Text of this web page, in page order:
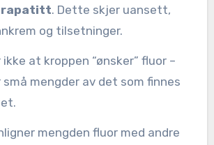
. Dette skjer uansett,
og tilsetninger.
at kroppen “ønsker” fluor –
mengder av det som finnes
mengden fluor med andre